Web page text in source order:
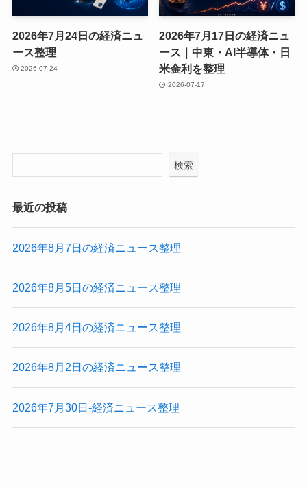
2026年7月24日の経済ニュ
ース整理
2026-07-24
2026年7月17日の経済ニュ
ース｜中東・AI半導体・日
米金利を整理
2026-07-17
検索
最近の投稿
2026年8月7日の経済ニュース整理
2026年8月5日の経済ニュース整理
2026年8月4日の経済ニュース整理
2026年8月2日の経済ニュース整理
2026年7月30日-経済ニュース整理